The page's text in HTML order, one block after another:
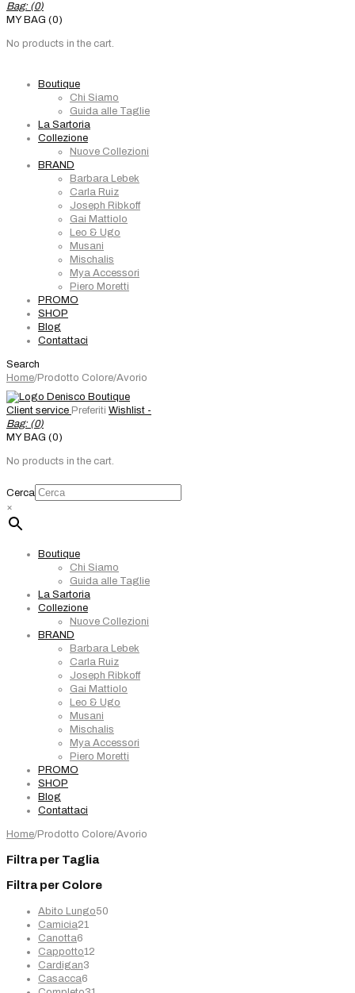
Bag: (0)
MY BAG (0)
No products in the cart.
Boutique
Chi Siamo
Guida alle Taglie
La Sartoria
Collezione
Nuove Collezioni
BRAND
Barbara Lebek
Carla Ruiz
Joseph Ribkoff
Gai Mattiolo
Leo & Ugo
Musani
Mischalis
Mya Accessori
Piero Moretti
PROMO
SHOP
Blog
Contattaci
Search
Home/Prodotto Colore/Avorio
Client service Preferiti Wishlist -
Bag: (0)
MY BAG (0)
No products in the cart.
Cerca
×
Boutique
Chi Siamo
Guida alle Taglie
La Sartoria
Collezione
Nuove Collezioni
BRAND
Barbara Lebek
Carla Ruiz
Joseph Ribkoff
Gai Mattiolo
Leo & Ugo
Musani
Mischalis
Mya Accessori
Piero Moretti
PROMO
SHOP
Blog
Contattaci
Home/Prodotto Colore/Avorio
Filtra per Taglia
Filtra per Colore
Abito Lungo50
Camicia21
Canotta6
prodotti
Cappotto12
Cardigan3
Casacca6